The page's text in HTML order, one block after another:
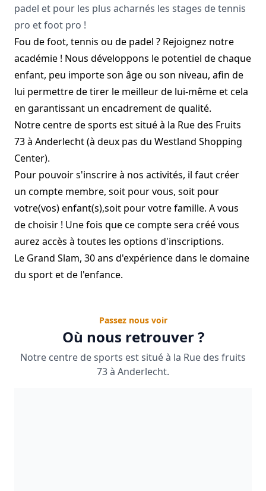
padel et pour les plus acharnés les stages de tennis
pro et foot pro !
Fou de foot, tennis ou de padel ? Rejoignez notre
académie ! Nous développons le potentiel de chaque
enfant, peu importe son âge ou son niveau, afin de
lui permettre de tirer le meilleur de lui-même et cela
en garantissant un encadrement de qualité.
Notre centre de sports est situé à la Rue des Fruits
73 à Anderlecht (à deux pas du Westland Shopping
Center).
Pour pouvoir s'inscrire à nos activités, il faut créer
un compte membre, soit pour vous, soit pour
votre(vos) enfant(s),soit pour votre famille. A vous
de choisir ! Une fois que ce compte sera créé vous
aurez accès à toutes les options d'inscriptions.
Le Grand Slam, 30 ans d'expérience dans le domaine
du sport et de l'enfance.
Passez nous voir
Où nous retrouver ?
Notre centre de sports est situé à la Rue des fruits
73 à Anderlecht.